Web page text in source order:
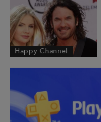
Happy Channel